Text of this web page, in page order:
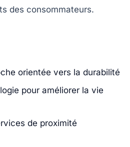
des consommateurs.
orientée vers la durabilité
pour améliorer la vie
de proximité